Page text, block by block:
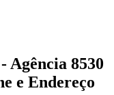
Agência 8530
e Endereço